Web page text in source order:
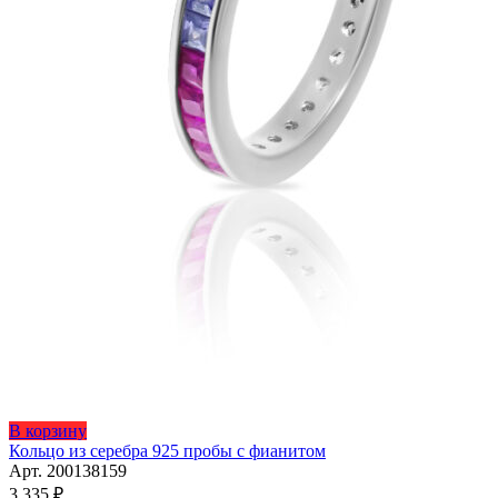
В корзинуЭтот
товар
имеет
Кольцо из серебра 925 пробы с фианитом
Арт. 200138159
3 335 ₽